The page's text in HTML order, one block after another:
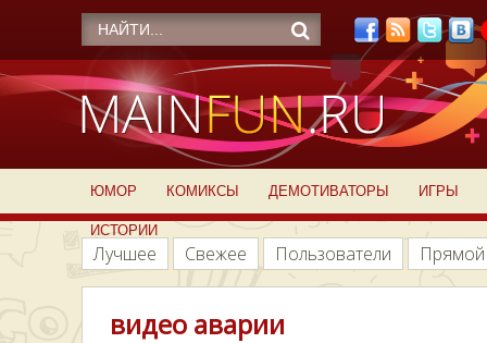
ЮМОР КОМИКСЫ ДЕМОТИВАТОРЫ ИГРЫ
ИСТОРИИ
Лучшее Свежее Пользователи
видео аварии